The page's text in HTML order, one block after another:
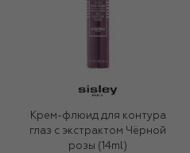
Крем-флюид для контура
глаз с экстрактом Чёрной
розы (14ml)